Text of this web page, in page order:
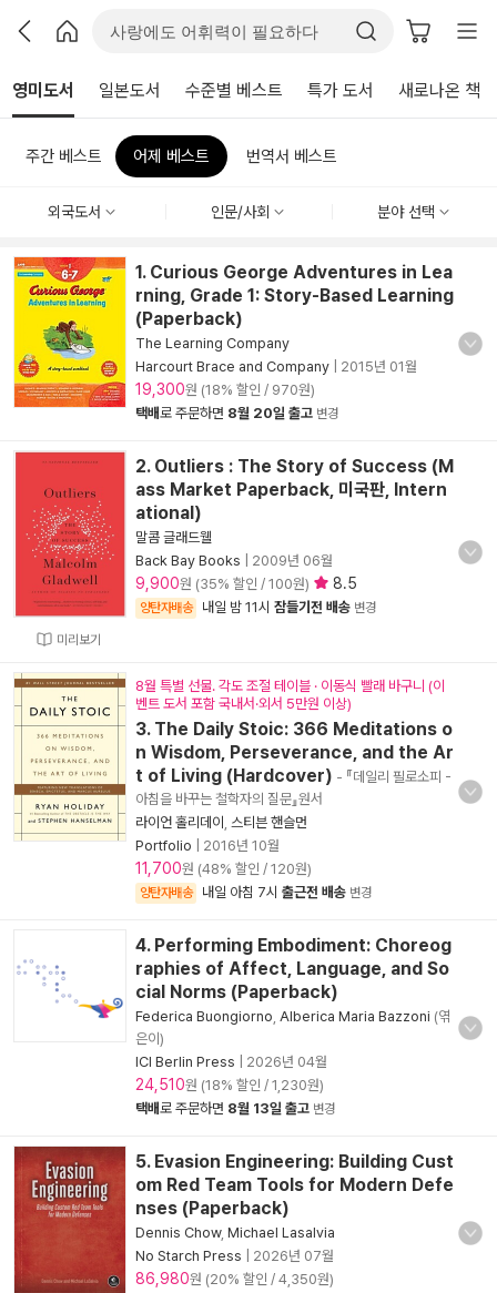
영미도서 일본도서 수준별 베스트 특가 도서 새로나온 책
주간 베스트 어제 베스트 번역서 베스트
외국도서 인문/사회 분야 선택
1. Curious George Adventures in Lea
rning, Grade 1: Story-Based Learning
(Paperback)
The Learning Company
Harcourt Brace and Company
2015년 01월
19,300원 (18% 할인 / 970원)
택배로 주문하면 8월 20일 출고 변경
미리보기
2. Outliers : The Story of Success (M
ass Market Paperback, 미국판, Intern
ational)
말콤 글래드웰
Back Bay Books
2009년 06월
9,900원 (35% 할인 / 100원) 8.5
양탄자배송 내일 밤 11시 잠들기전 배송 변경
8월 특별 선물. 각도 조절 테이블 · 이동식 빨래 바구니 (이
벤트 도서 포함 국내서·외서 5만원 이상)
3. The Daily Stoic: 366 Meditations o
n Wisdom, Perseverance, and the Ar
t of Living (Hardcover) - 『데일리 필로소피 -
아침을 바꾸는 철학자의 질문』원서
라이언 홀리데이
스티븐 핸슬먼
Portfolio
2016년 10월
11,700원 (48% 할인 / 120원)
양탄자배송 내일 아침 7시 출근전 배송 변경
4. Performing Embodiment: Choreog
raphies of Affect, Language, and So
cial Norms (Paperback)
Federica Buongiorno Alberica Maria Bazzoni (엮
은이)
ICI Berlin Press
2026년 04월
24,510원 (18% 할인 / 1,230원)
택배로 주문하면 8월 13일 출고 변경
5. Evasion Engineering: Building Cust
om Red Team Tools for Modern Defe
nses (Paperback)
Dennis Chow, Michael Lasalvia
No Starch Press
2026년 07월
86,980원 (20% 할인 / 4,350원)